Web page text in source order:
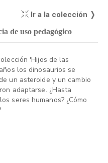
Ir a la colección ❭
de uso pedagógico
'Hijos de las
los dinosaurios se
un asteroide y un cambio
adaptarse. ¿Hasta
seres humanos? ¿Cómo